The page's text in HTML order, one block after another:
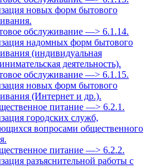
новых форм бытового
обслуживание —> 6.1.14.
надомных форм бытового
(индивидуальная
деятельность).
обслуживание —> 6.1.15.
новых форм бытового
(Интернет и др.).
питание —> 6.2.1.
городских служб,
вопросами общественного
питание —> 6.2.2.
разъяснительной работы с